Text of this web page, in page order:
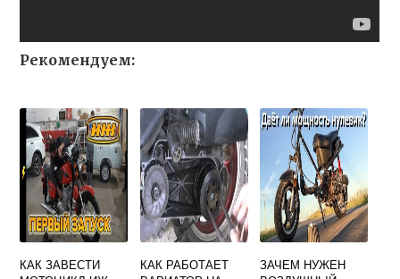
Рекомендуем:
КАК ЗАВЕСТИ
КАК РАБОТАЕТ
ЗАЧЕМ НУЖЕН